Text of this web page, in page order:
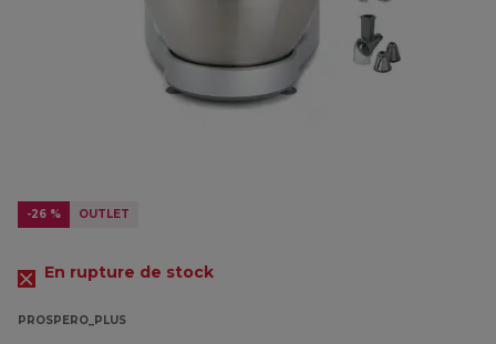
-26 % OUTLET
En rupture de stock
PROSPERO_PLUS